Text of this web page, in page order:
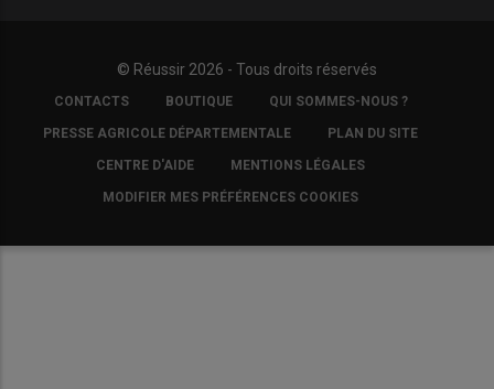
© Réussir 2026 - Tous droits réservés
FOOTER
COPYRIGHT
CONTACTS BOUTIQUE QUI SOMMES-NOUS ?
PRESSE AGRICOLE DÉPARTEMENTALE PLAN DU SITE
CENTRE D'AIDE MENTIONS LÉGALES
MODIFIER MES PRÉFÉRENCES COOKIES